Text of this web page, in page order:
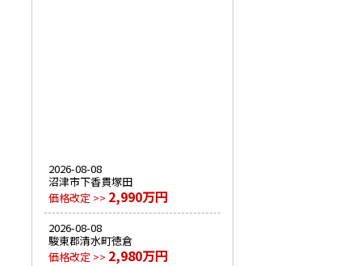
2026-08-08
沼津市下香貫塚田
価格改定 >> 2,990万円
2026-08-08
駿東郡清水町徳倉
価格改定 >> 2,980万円